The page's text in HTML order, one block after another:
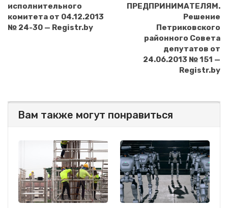
исполнительного
комитета от 04.12.2013
№ 24-30 — Registr.by
ПРЕДПРИНИМАТЕЛЯМ.
Решение
Петриковского
районного Совета
депутатов от
24.06.2013 № 151 —
Registr.by
Вам также могут понравиться